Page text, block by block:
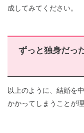
成してみてください。
ずっと独身だっ
以上のように、結婚を
かかってしまうことが